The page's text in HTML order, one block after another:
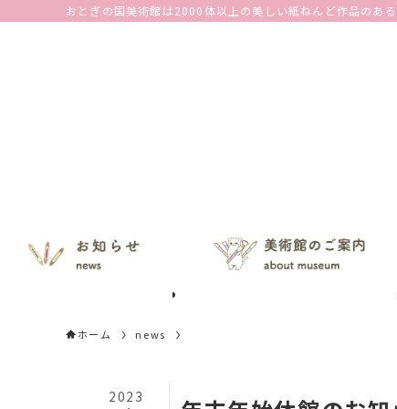
おとぎの国美術館は2000体以上の美しい紙ねんど作品のあ
ホーム news
2023